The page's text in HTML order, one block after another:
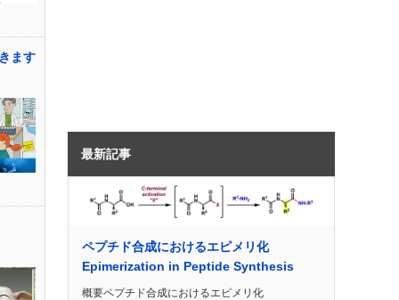
ます
最新記事
ペプチド合成におけるエピメリ化
Epimerization in Peptide Synthesis
概要ペプチド合成におけるエピメリ化